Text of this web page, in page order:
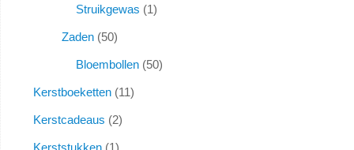
Struikgewas 1
Zaden 50
Bloembollen 50
Kerstboeketten 11
Kerstcadeaus 2
Kerststukken 1